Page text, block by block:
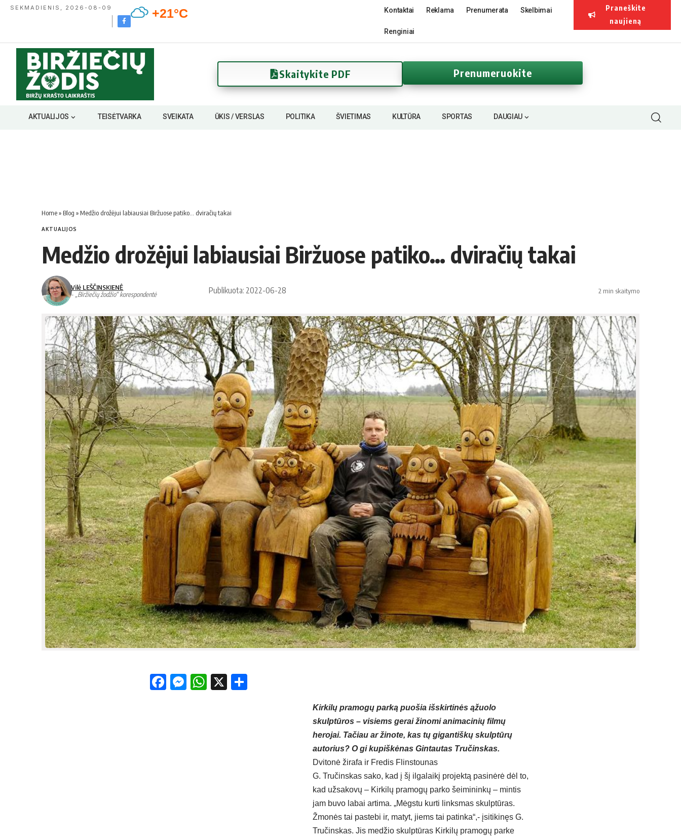
SEKMADIENIS, 2026-08-09 +21°C Kontaktai Reklama Prenumerata Skelbimai
Renginiai
Praneškite
naujieną
Skaitykite PDF Prenumeruokite
AKTUALIJOS TEISĖTVARKA SVEIKATA ŪKIS / VERSLAS POLITIKA ŠVIETIMAS KULTŪRA SPORTAS DAUGIAU
Home» Blog » Medžio drožėjui labiausiai Biržuose patiko… dviračių takai
AKTUALIJOS
Medžio drožėjui labiausiai Biržuose patiko… dviračių takai
Vilė LEŠČINSKIENĖ
- „Biržiečių žodžio“ korespondentė
Publikuota: 2022-06-28 2 min skaitymo
Facebook
Messenger
WhatsApp
X
Kirkilų pramogų parką puošia išskirtinės ąžuolo
skulptūros – visiems gerai žinomi animacinių filmų
herojai. Tačiau ar žinote, kas tų gigantiškų skulptūrų
autorius? O gi kupiškėnas Gintautas Tručinskas.
Dvitonė žirafa ir Fredis Flinstounas
G. Tručinskas sako, kad į šį ilgalaikį projektą pasinėrė dėl to,
kad užsakovų – Kirkilų pramogų parko šeimininkų – mintis
jam buvo labai artima. „Mėgstu kurti linksmas skulptūras.
Žmonės tai pastebi ir, matyt, jiems tai patinka“,- įsitikinęs G.
Tručinskas. Jis medžio skulptūras Kirkilų pramogų parke